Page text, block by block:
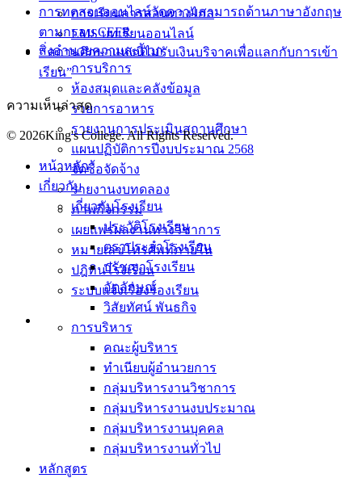
การเรียนการสอนทางไกล
LMS บทเรียนออนไลน์
สิ่งอำนวยความสะดวก
การบริการ
ห้องสมุดและคลังข้อมูล
รายการอาหาร
รายงานการประเมินสถานศึกษา
แผนปฏิบัติการปีงบประมาณ 2568
จัดซื้อจัดจ้าง
รายงานงบทดลอง
ภาพกิจกรรม
เผยแพร่ผลงานทางวิชาการ
หมายเลขโทรศัพท์ภายใน
ปฎิทินโรงเรียน
ระบบแจ้งเรื่องร้องเรียน
การทดสอบออนไลน์วัดความสามารถด้านภาษาอังกฤษ
ตามกรอบ CEFR
“ สถานศึกษาแห่งนี้ไม่รับเงินบริจาคเพื่อแลกกับการเข้า
เรียน”
ความเห็นล่าสุด
© 2026King's College. All Rights Reserved.
หน้าหลัก
เกี่ยวกับ
เกี่ยวกับโรงเรียน
ประวัติโรงเรียน
ตราประจำโรงเรียน
ปรัชญาโรงเรียน
อัตลักษณ์
วิสัยทัศน์ พันธกิจ
การบริหาร
คณะผู้บริหาร
ทำเนียบผู้อำนวยการ
กลุ่มบริหารงานวิชาการ
กลุ่มบริหารงานงบประมาณ
กลุ่มบริหารงานบุคคล
กลุ่มบริหารงานทั่วไป
หลักสูตร